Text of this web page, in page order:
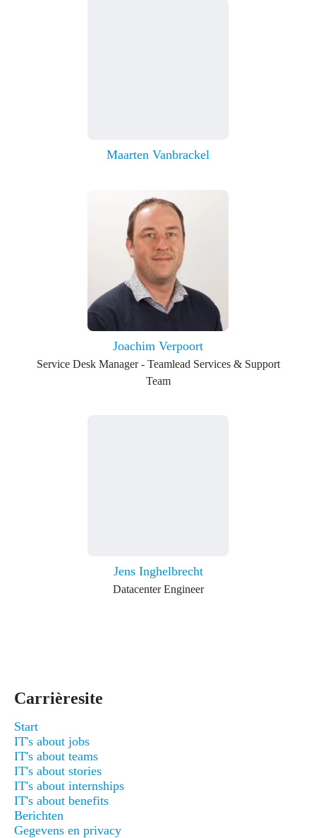
Maarten Vanbrackel
Joachim Verpoort
Service Desk Manager - Teamlead Services & Support
Team
Jens Inghelbrecht
Datacenter Engineer
Carrièresite
Start
IT's about jobs
IT's about teams
IT's about stories
IT's about internships
IT's about benefits
Berichten
Gegevens en privacy